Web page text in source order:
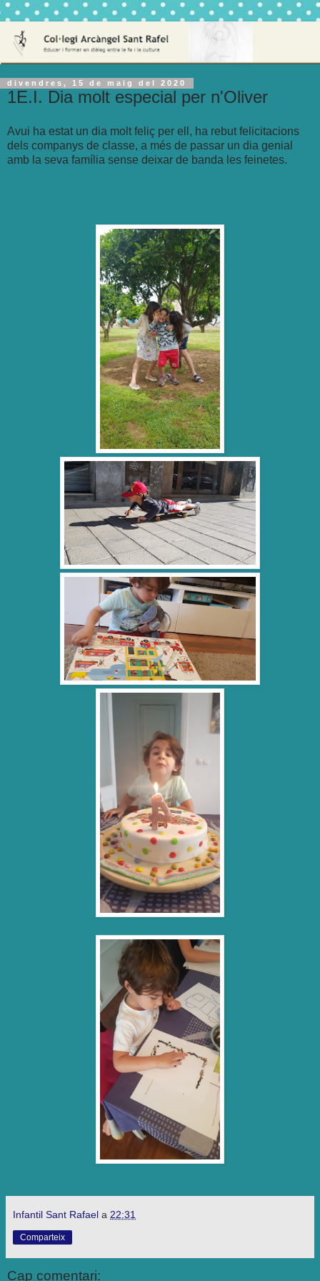
divendres, 15 de maig del 2020
1E.I. Dia molt especial per n'Oliver
Avui ha estat un dia molt feliç per ell, ha rebut felicitacions
dels companys de classe, a més de passar un dia genial
amb la seva família sense deixar de banda les feinetes.
Infantil Sant Rafael a 22:31
Comparteix
Cap comentari: